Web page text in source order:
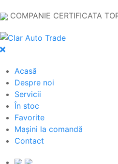
COMPANIE CERTIFICATA
Acasă
Despre noi
Servicii
În stoc
Favorite
Mașini la comandă
Contact